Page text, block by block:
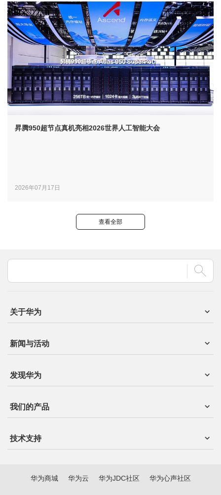
昇腾950超节点真机亮相2026世界人工智能大会
2026年07月17日
查看全部
关于华为
新闻与活动
发现华为
我们的产品
技术支持
华为商城 华为云 华为JDC社区 华为心声社区